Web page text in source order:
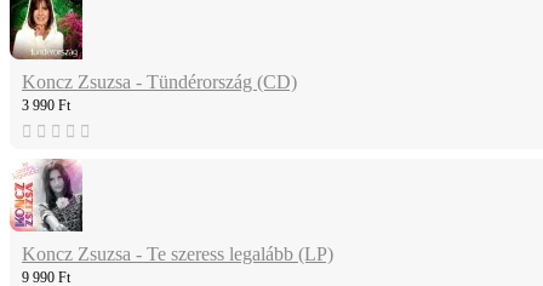
Koncz Zsuzsa - Tündérország (CD)
3 990 Ft
Koncz Zsuzsa - Te szeress legalább (LP)
9 990 Ft